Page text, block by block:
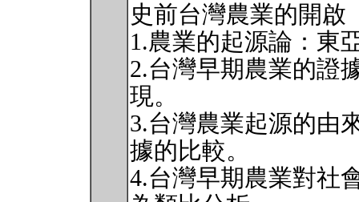
史前台灣農業的開啟
1.農業的起源論：東
2.台灣早期農業的證
現。
3.台灣農業起源的由
據的比較。
4.台灣早期農業對社